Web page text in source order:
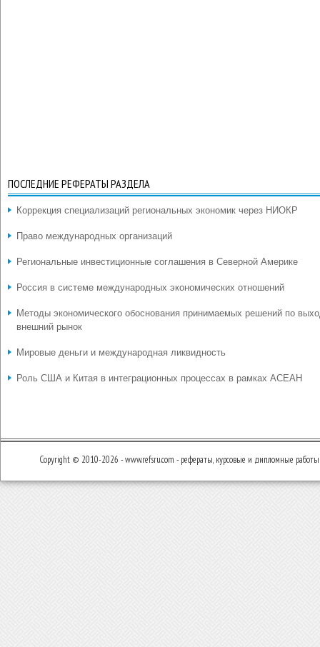
ПОСЛЕДНИЕ РЕФЕРАТЫ РАЗДЕЛА
Коррекция специализаций региональных экономик через НИОКР
Право международных организаций
Региональные инвестиционные соглашения в Северной Америке
Россия в системе международных экономических отношений
Методы экономического обоснования принимаемых решений по
внешний рынок
Мировые деньги и международная ликвидность
Роль США и Китая в интеграционных процессах в рамках АСЕАН
Copyright © 2010-2026 - www.refsru.com - рефераты, курсовые и дипломные работы